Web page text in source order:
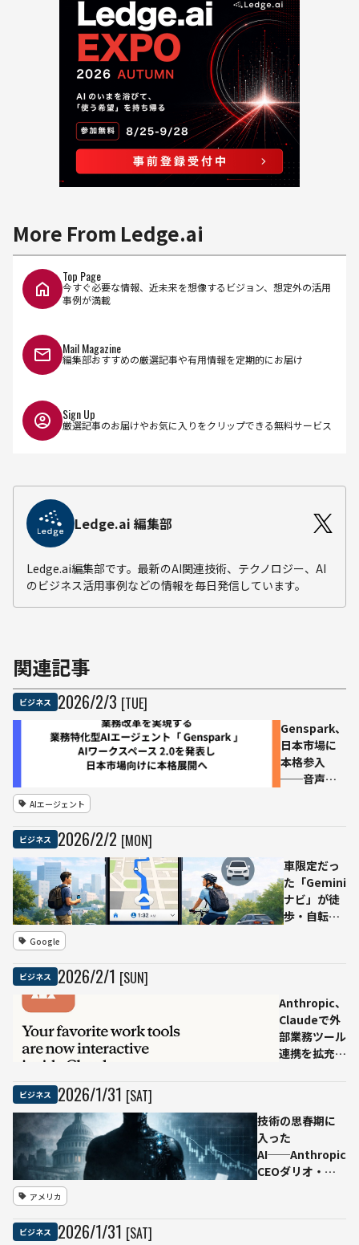
More From Ledge.ai
Top Page
今すぐ必要な情報、近未来を想像するビジョン、想定外の活用
事例が満載
Mail Magazine
編集部おすすめの厳選記事や有用情報を定期的にお届け
Sign Up
厳選記事のお届けやお気に入りをクリップできる無料サービス
Ledge.ai 編集部
Ledge.ai編集部です。最新のAI関連技術、テクノロジー、AI
のビジネス活用事例などの情報を毎日発信しています。
関連記事
ビジネス 2026/2/3 [TUE]
Genspark、
日本市場に
本格参入
──音声操
Workspace
2.0」発表
AIエージェント
ビジネス 2026/2/2 [MON]
車限定だっ
た「Gemini
ナビ」が徒
歩・自転車
Google
ビジネス 2026/2/1 [SUN]
Anthropic、
Claudeで外
部業務ツール
連携を拡充
を会話内で操
作可能に
ビジネス 2026/1/31 [SAT]
技術の思春期に
入った
AI──Anthropic
CEOダリオ・ア
アメリカ
ビジネス 2026/1/31 [SAT]